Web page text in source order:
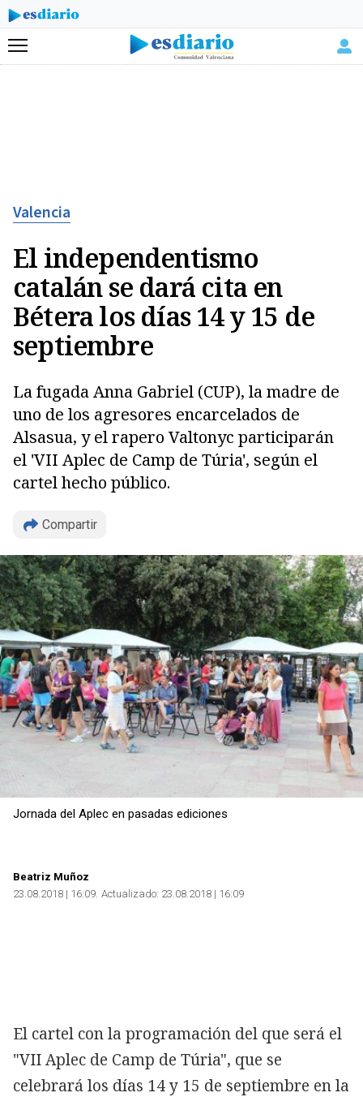
Menú
Valencia
El independentismo
catalán se dará cita en
Bétera los días 14 y 15 de
septiembre
La fugada Anna Gabriel (CUP), la madre de
uno de los agresores encarcelados de
Alsasua, y el rapero Valtonyc participarán
el 'VII Aplec de Camp de Túria', según el
cartel hecho público.
Compartir
Copiar
Jornada del Aplec en pasadas ediciones
Beatriz Muñoz
23.08.2018 | 16:09 Actualizado: 23.08.2018 | 16:09
El cartel con la programación del que será el
"VII Aplec de Camp de Túria", que se
celebrará los días 14 y 15 de septiembre en la